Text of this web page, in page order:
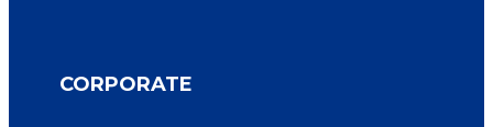
CORPORATE